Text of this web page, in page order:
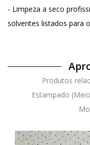
- Limpeza a seco
solventes listados para
Produtos
Estampado